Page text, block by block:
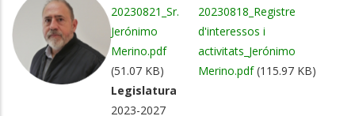
20230821_Sr.
Jerónimo
Merino.pdf
(51.07 KB)
20230818_Registre
d'interessos i
activitats_Jerónimo
Merino.pdf (115.97 KB)
Legislatura
2023-2027